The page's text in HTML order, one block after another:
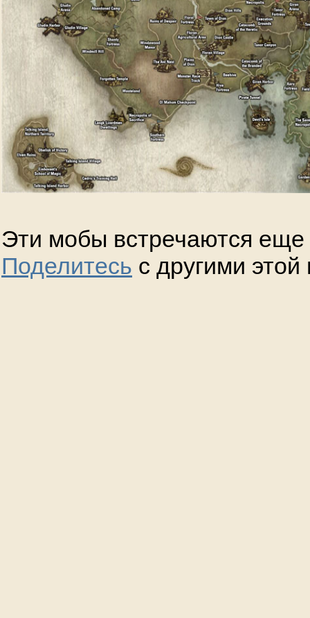
Эти мобы встречаются еще
Поделитесь с другими